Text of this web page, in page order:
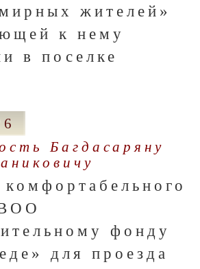
жителей»
к нему
в поселке
Багдасаряну
фонду
для проезда